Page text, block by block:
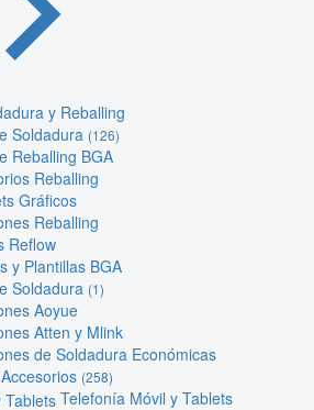
y Reballing
Soldadura (126)
Reballing BGA
Reballing
Gráficos
Reballing
Reflow
y Plantillas BGA
Soldadura (1)
Aoyue
Atten y Mlink
de Soldadura Económicas
(258)
Telefonía Móvil y Tablets